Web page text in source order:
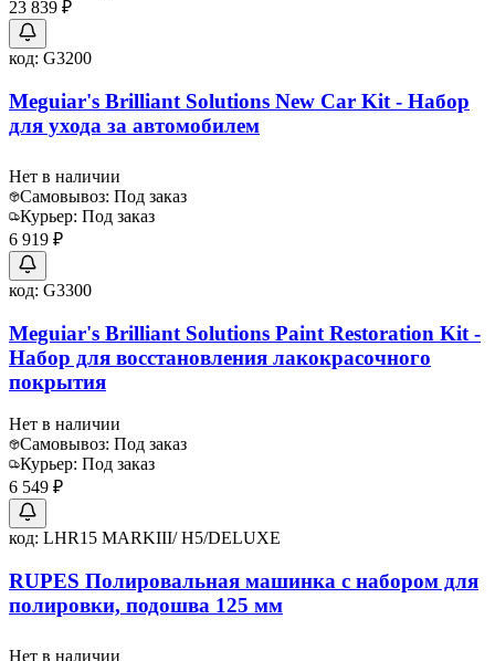
23 839 ₽
код: G3200
Meguiar's Brilliant Solutions New Car Kit - Набор
для ухода за автомобилем
Нет в наличии
Самовывоз: Под заказ
Курьер: Под заказ
6 919 ₽
код: G3300
Meguiar's Brilliant Solutions Paint Restoration Kit -
Набор для восстановления лакокрасочного
покрытия
Нет в наличии
Самовывоз: Под заказ
Курьер: Под заказ
6 549 ₽
код: LHR15 MARKIII/ H5/DELUXE
RUPES Полировальная машинка с набором для
полировки, подошва 125 мм
Нет в наличии